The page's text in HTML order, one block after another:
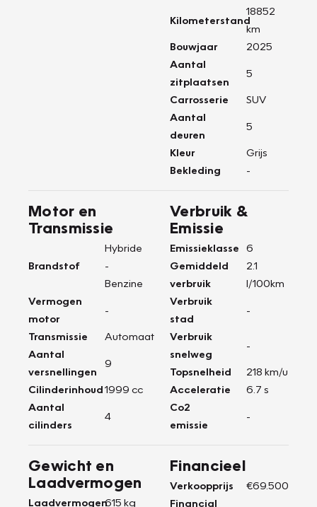
Kilometerstand
18852
km
Bouwjaar
2025
Aantal
zitplaatsen
5
Carrosserie
SUV
Aantal
deuren
5
Kleur
Grijs
Bekleding
-
Motor en
Transmissie
Brandstof
Hybride
-
Benzine
Vermogen
motor
-
Transmissie
Automaat
Aantal
versnellingen
9
Cilinderinhoud1999 cc
Aantal
cilinders
4
Verbruik &
Emissie
Emissieklasse
6
Gemiddeld
verbruik
2.1
l/100km
Verbruik
stad
-
Verbruik
snelweg
-
Topsnelheid
218 km/u
Acceleratie
6.7 s
Co2
emissie
-
Gewicht en
Laadvermogen
Laadvermogen615 kg
Financieel
Verkoopprijs
€69.500
Financial